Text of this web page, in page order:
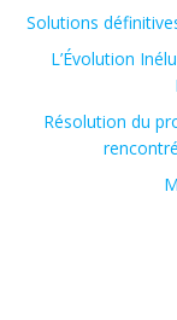
Solutions
L’Évolution
Résolution du